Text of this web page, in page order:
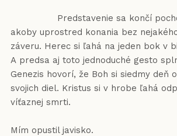
Predstavenie sa končí
akoby uprostred konania bez
záveru. Herec si ľahá na jeden bok v
A predsa aj toto jednoduché gesto
Genezis hovorí, že Boh si siedmy deň
svojich diel. Kristus si v hrobe ľahá
víťaznej smrti.
Mím opustil javisko.